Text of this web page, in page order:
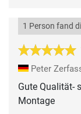
1 Person fand
Peter
Gute Qualität-
Montage